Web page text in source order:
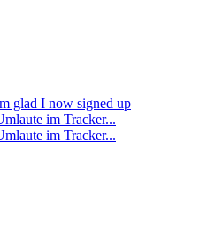
glad I now signed up
im Tracker...
im Tracker...